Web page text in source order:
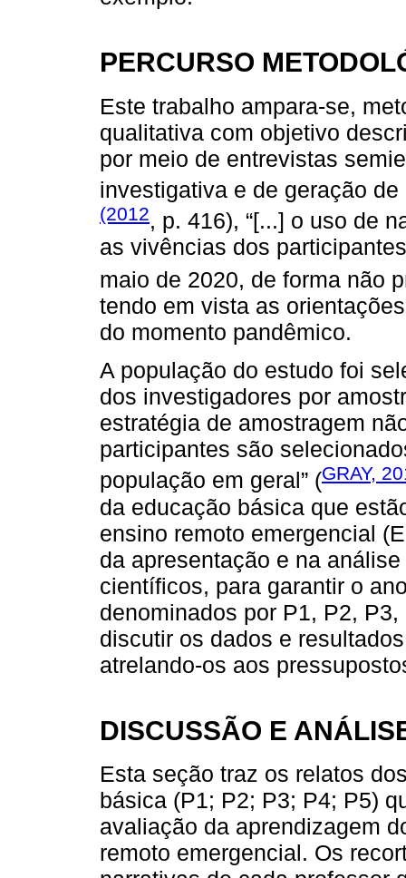
PERCURSO
Este trabalho ampara-se,
qualitativa com objetivo
por meio de entrevistas
investigativa e de geração
(2012, p. 416), “[...] o uso de
as vivências dos
maio de 2020, de forma não
tendo em vista as
do momento pandêmico.
A população do estudo foi
dos investigadores por
estratégia de amostragem
participantes são
população em geral” (GRAY,
da educação básica que
ensino remoto emergencial
da apresentação e na
científicos, para garantir o
denominados por P1, P2,
discutir os dados e
atrelando-os aos
DISCUSSÃO E
Esta seção traz os relatos
básica (P1; P2; P3; P4; P5)
avaliação da aprendizagem
remoto emergencial. Os